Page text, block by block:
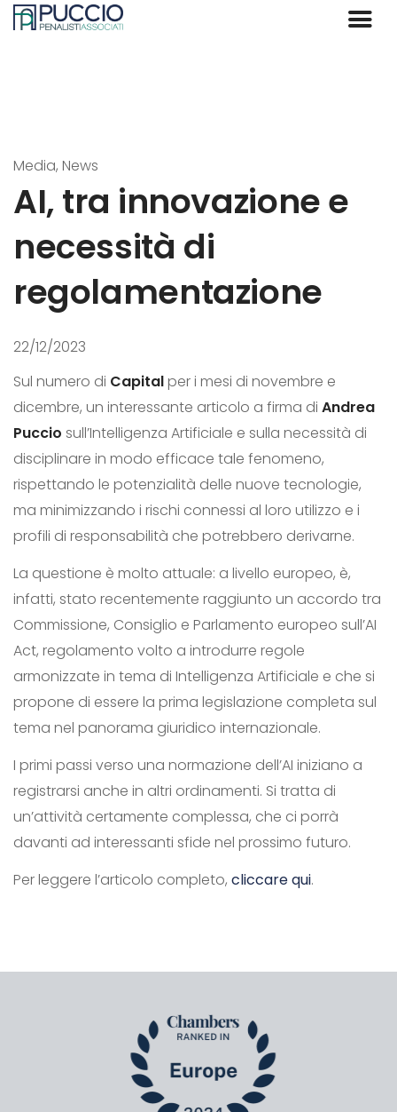
Media, News
AI, tra innovazione e
necessità di
regolamentazione
22/12/2023
Sul numero di Capitalper i mesi di novembre e
dicembre, un interessante articolo a firma di Andrea
Puccio sull’Intelligenza Artificiale e sulla necessità di
disciplinare in modo efficace tale fenomeno,
rispettando le potenzialità delle nuove tecnologie,
ma minimizzando i rischi connessi al loro utilizzo e i
profili di responsabilità che potrebbero derivarne.
La questione è molto attuale: a livello europeo, è,
infatti, stato recentemente raggiunto un accordo tra
Commissione, Consiglio e Parlamento europeo sull’AI
Act, regolamento volto a introdurre regole
armonizzate in tema di Intelligenza Artificiale e che si
propone di essere la prima legislazione completa sul
tema nel panorama giuridico internazionale.
I primi passi verso una normazione dell’AI iniziano a
registrarsi anche in altri ordinamenti. Si tratta di
un’attività certamente complessa, che ci porrà
davanti ad interessanti sfide nel prossimo futuro.
Per leggere l’articolo completo, cliccare qui.